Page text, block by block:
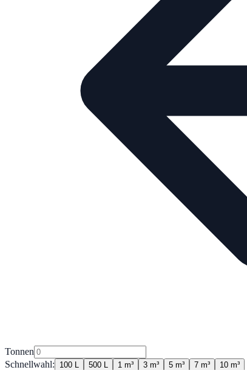
Tonnen
Schnellwahl:
100 L 500 L 1 m³ 3 m³ 5 m³ 7 m³ 10 m³